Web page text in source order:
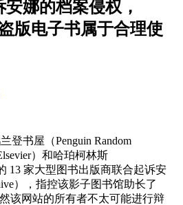
娜的档案侵权，
版电子书属于合理使
登书屋（Penguin Random
）和哈珀柯林斯
13 家大型图书出版商联合起诉安
），指控该影子图书馆助长了
该网站的所有者不太可能进行辩